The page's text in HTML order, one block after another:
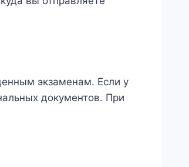
экзаменам. Если у
документов. При